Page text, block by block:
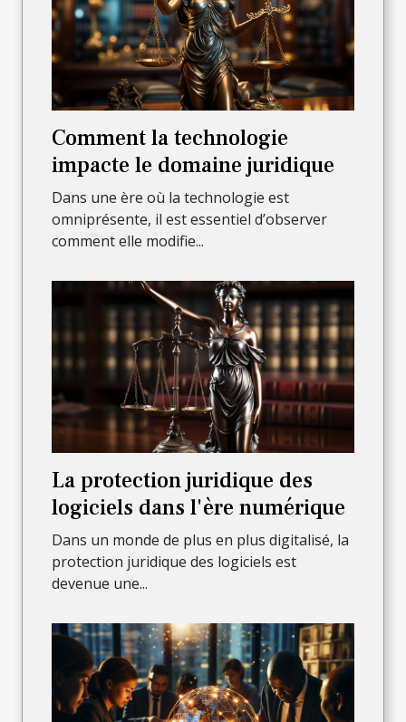
Comment la technologie
impacte le domaine juridique
Dans une ère où la technologie est
omniprésente, il est essentiel d’observer
comment elle modifie...
La protection juridique des
logiciels dans l'ère numérique
Dans un monde de plus en plus digitalisé, la
protection juridique des logiciels est
devenue une...